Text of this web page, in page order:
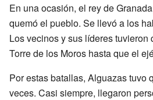
En una ocasión, el rey de
quemó el pueblo. Se llevó a los
Los vecinos y sus líderes tuvieron
Torre de los Moros hasta que el
Por estas batallas, Alguazas tuvo
veces. Casi siempre, llegaron